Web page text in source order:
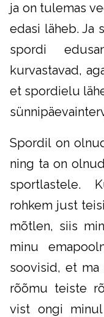
ja on tulemas
edasi läheb. Ja
spordi
kurvastavad,
et spordielu
Spordil on
ning ta on
sportlastele.
rohkem just
mõtlen, siis
minu
soovisid, et
rõõmu teiste
vist ongi